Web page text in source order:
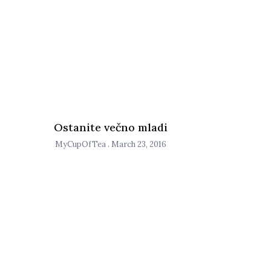
Ostanite večno mladi
MyCupOfTea March 23, 2016